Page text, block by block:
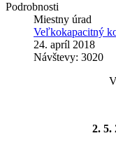
Podrobnosti
Miestny úrad
Veľkokapacitný
24. apríl 2018
Návštevy: 3020
2. 5.